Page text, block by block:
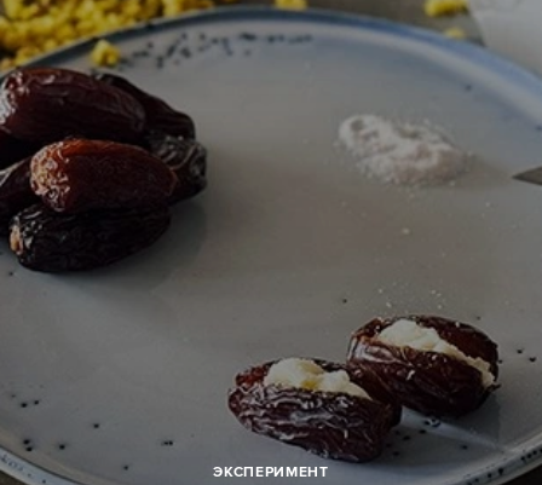
ЭКСПЕРИМЕНТ